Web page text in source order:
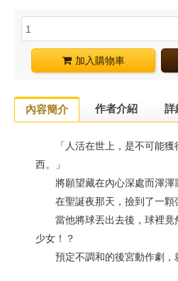
加入購物車
內容簡介 作者介紹 詳
「人活在世上，是不可能獲
西。」
將願望藏在內心深處而渾渾
在聖誕夜那天，撿到了一顆
當他將球丟出去後，球裡竟
少女！？
預定不調和的後宮動作劇，